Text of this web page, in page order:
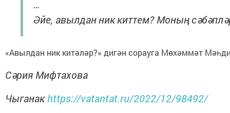
…
Әйе, авылданниккиттем?Моның
«Авылдан ник китәләр?» дигән сорауга Мөхәммәт
Сәрия Мифтахова
Чыганакhttps://vatantat.ru/2022/12/98492/